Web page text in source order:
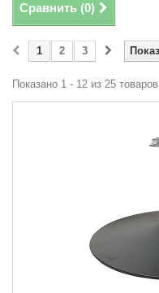
Сравнить (0)
1 2 3
Показано 1 - 12 из 25 товаров